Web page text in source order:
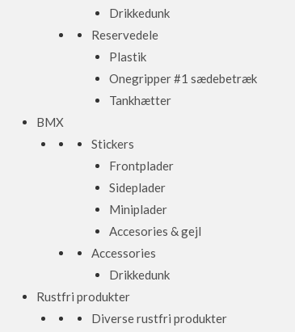
Drikkedunk
Reservedele
Plastik
Onegripper #1 sædebetræk
Tankhætter
BMX
Stickers
Frontplader
Sideplader
Miniplader
Accesories & gejl
Accessories
Drikkedunk
Rustfri produkter
Diverse rustfri produkter